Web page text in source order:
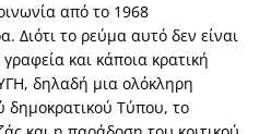
από το 1968
Διότι το ρεύμα αυτό δεν είναι
και κάποια κρατική
δηλαδή μια ολόκληρη
δημοκρατικού Τύπου, το